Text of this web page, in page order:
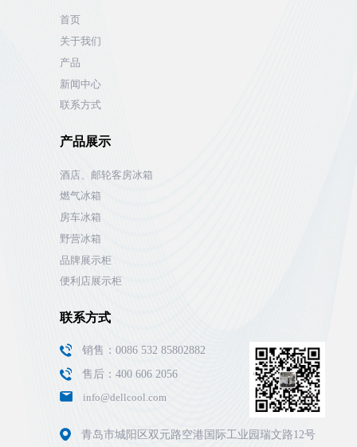
首页
关于我们
产品
新闻中心
联系方式
产品展示
酒店、邮轮客房冰箱
燃气冰箱
房车冰箱
野营冰箱
品牌展示柜
便利店展示柜
联系方式
销售：0086 532 85802882
售后：400 606 2056
info@dellcool.com
青岛市城阳区双元路空港国际工业园瑞文路12号